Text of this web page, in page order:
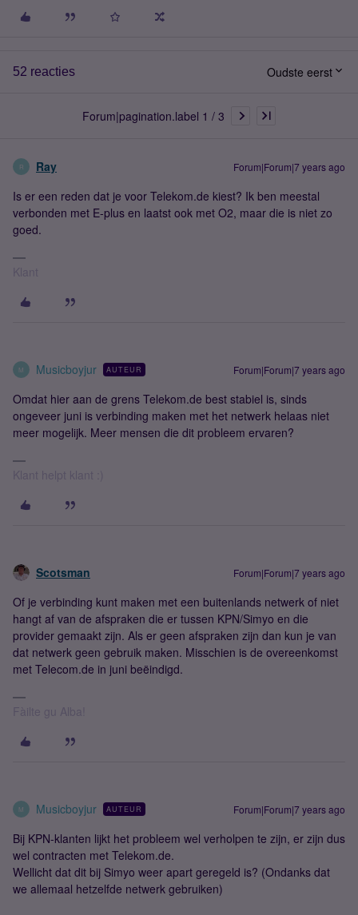
52 reacties Oudste eerst
Forum|pagination.label 1 / 3
R Ray Forum|Forum|7 years ago
Is er een reden dat je voor Telekom.de kiest? Ik ben meestal
verbonden met E-plus en laatst ook met O2, maar die is niet zo
goed.
Klant
M Musicboyjur AUTEUR Forum|Forum|7 years ago
Omdat hier aan de grens Telekom.de best stabiel is, sinds
ongeveer juni is verbinding maken met het netwerk helaas niet
meer mogelijk. Meer mensen die dit probleem ervaren?
Klant helpt klant :)
Scotsman Forum|Forum|7 years ago
Of je verbinding kunt maken met een buitenlands netwerk of niet
hangt af van de afspraken die er tussen KPN/Simyo en die
provider gemaakt zijn. Als er geen afspraken zijn dan kun je van
dat netwerk geen gebruik maken. Misschien is de overeenkomst
met Telecom.de in juni beëindigd.
Fàilte gu Alba!
M Musicboyjur AUTEUR Forum|Forum|7 years ago
Bij KPN-klanten lijkt het probleem wel verholpen te zijn, er zijn dus
wel contracten met Telekom.de.
Wellicht dat dit bij Simyo weer apart geregeld is? (Ondanks dat
we allemaal hetzelfde netwerk gebruiken)